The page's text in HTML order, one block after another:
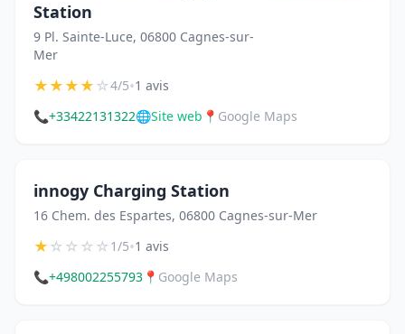
Station
9 Pl. Sainte-Luce, 06800 Cagnes-sur-
Mer
★★★★☆4/5•1 avis
📞+33422131322🌐Site web 📍 Google Maps
innogy Charging Station
16 Chem. des Espartes, 06800 Cagnes-sur-Mer
★☆☆☆☆1/5•1 avis
📞+498002255793 📍 Google Maps